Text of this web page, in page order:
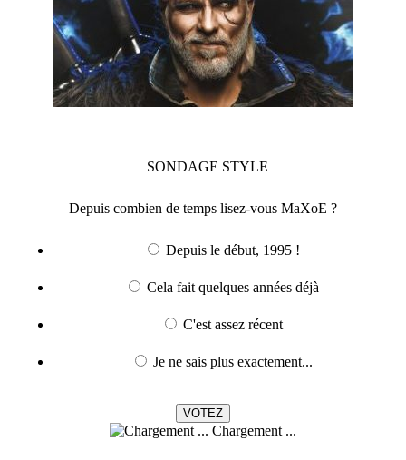
SONDAGE STYLE
Depuis combien de temps lisez-vous MaXoE ?
Depuis le début, 1995 !
Cela fait quelques années déjà
C'est assez récent
Je ne sais plus exactement...
Chargement ...